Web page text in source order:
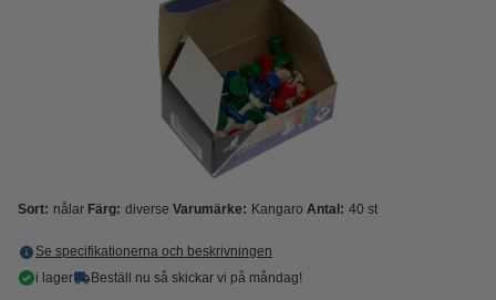
Sort: nålar Färg: diverse Varumärke: Kangaro Antal: 40 st
Se specifikationerna och beskrivningen
i lager
Beställ nu så skickar vi på måndag!